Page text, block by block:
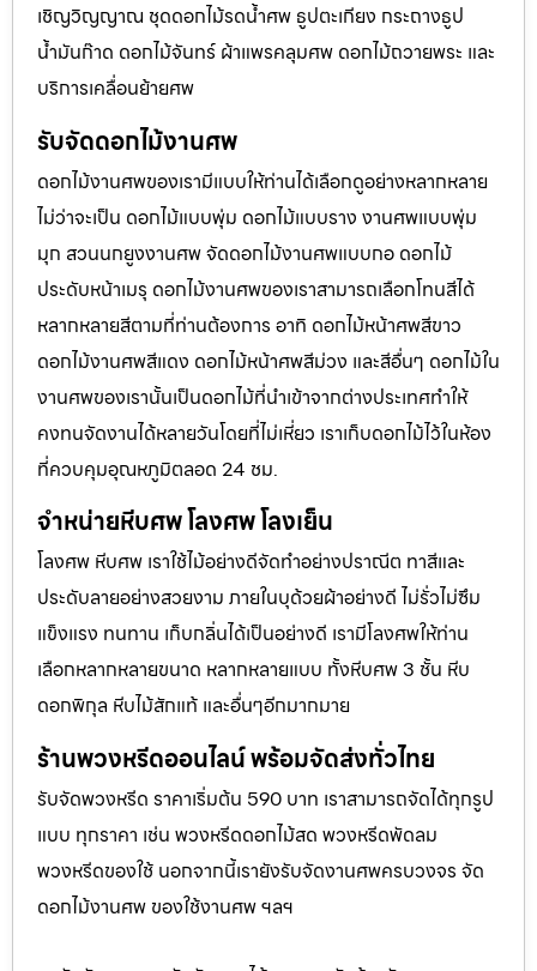
เชิญวิญญาณ ชุดดอกไม้รดน้ำศพ ธูปตะเกียง กระถางธูป
น้ำมันก๊าด ดอกไม้จันทร์ ผ้าแพรคลุมศพ ดอกไม้ถวายพระ และ
บริการเคลื่อนย้ายศพ
รับจัดดอกไม้งานศพ
ดอกไม้งานศพของเรามีแบบให้ท่านได้เลือกดูอย่างหลากหลาย
ไม่ว่าจะเป็น ดอกไม้แบบพุ่ม ดอกไม้แบบราง งานศพแบบพุ่ม
มุก สวนนกยูงงานศพ จัดดอกไม้งานศพแบบกอ ดอกไม้
ประดับหน้าเมรุ ดอกไม้งานศพของเราสามารถเลือกโทนสีได้
หลากหลายสีตามที่ท่านต้องการ อาทิ ดอกไม้หน้าศพสีขาว
ดอกไม้งานศพสีแดง ดอกไม้หน้าศพสีม่วง และสีอื่นๆ ดอกไม้ใน
งานศพของเรานั้นเป็นดอกไม้ที่นำเข้าจากต่างประเทศทำให้
คงทนจัดงานได้หลายวันโดยที่ไม่เหี่ยว เราเก็บดอกไม้ไว้ในห้อง
ที่ควบคุมอุณหภูมิตลอด 24 ชม.
จำหน่ายหีบศพ โลงศพ โลงเย็น
โลงศพ หีบศพ เราใช้ไม้อย่างดีจัดทำอย่างปราณีต ทาสีและ
ประดับลายอย่างสวยงาม ภายในบุด้วยผ้าอย่างดี ไม่รั่วไม่ซึม
แข็งแรง ทนทาน เก็บกลิ่นได้เป็นอย่างดี เรามีโลงศพให้ท่าน
เลือกหลากหลายขนาด หลากหลายแบบ ทั้งหีบศพ 3 ชั้น หีบ
ดอกพิกุล หีบไม้สักแท้ และอื่นๆอีกมากมาย
ร้านพวงหรีดออนไลน์ พร้อมจัดส่งทั่วไทย
รับจัดพวงหรีด ราคาเริ่มต้น 590 บาท เราสามารถจัดได้ทุกรูป
แบบ ทุกราคา เช่น พวงหรีดดอกไม้สด พวงหรีดพัดลม
พวงหรีดของใช้ นอกจากนี้เรายังรับจัดงานศพครบวงจร จัด
ดอกไม้งานศพ ของใช้งานศพ ฯลฯ